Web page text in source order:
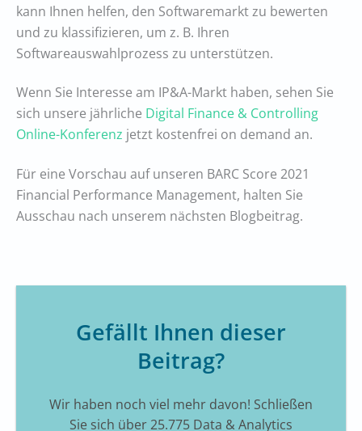
kann Ihnen helfen, den Softwaremarkt zu bewerten
und zu klassifizieren, um z. B. Ihren
Softwareauswahlprozess zu unterstützen.
Wenn Sie Interesse am IP&A-Markt haben, sehen Sie
sich unsere jährliche Digital Finance & Controlling
Online-Konferenz jetzt kostenfrei on demand an.
Für eine Vorschau auf unseren BARC Score 2021
Financial Performance Management, halten Sie
Ausschau nach unserem nächsten Blogbeitrag.
Gefällt Ihnen dieser
Beitrag?
Wir haben noch viel mehr davon! Schließen
Sie sich über 25.775 Data & Analytics